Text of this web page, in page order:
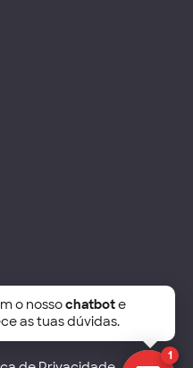
1
o nossochatbote
as tuas dúvidas.